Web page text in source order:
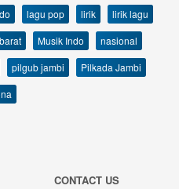
lagu pop lirik
lirik lagu
Musik Indo
nasional
pilgub jambi
Pilkada Jambi
CONTACT US